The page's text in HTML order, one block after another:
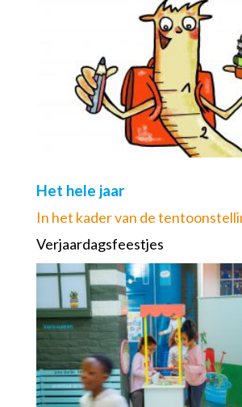
Het hele jaar
In het kader van de
Verjaardagsfeestjes